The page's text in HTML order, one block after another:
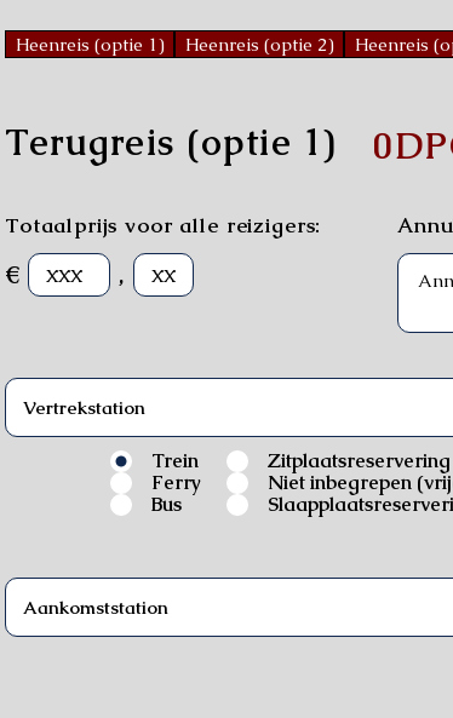
Heenreis (optie 1) Heenreis (optie 2) Heenreis
Terugreis (optie 1)
Totaalprijs voor alle reizigers:
€ ,
Trein
Ferry
Bus
Niet inbegrepen